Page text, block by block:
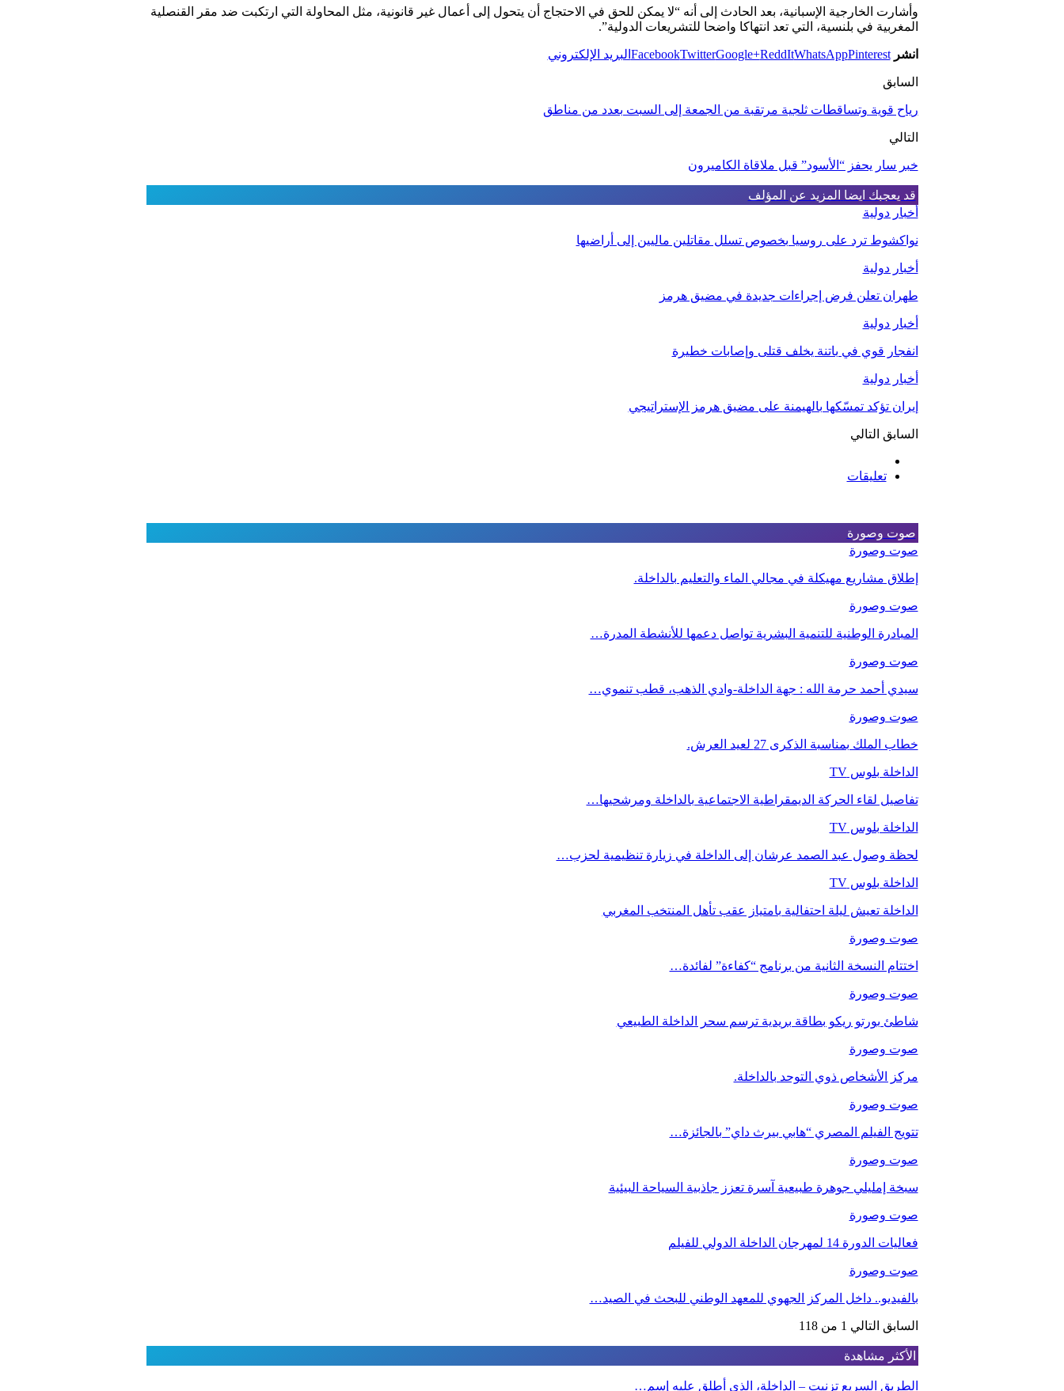
وأشارت الخارجية الإسبانية، بعد الحادث إلى أنه “لا يمكن للحق في الاحتجاج أن يتحول إلى أعمال غير قانونية، مثل المحاولة التي ارتكبت ضد مقر القنصلية
المغربية في بلنسية، التي تعد انتهاكا واضحا للتشريعات الدولية”.
انشر FacebookTwitterGoogle+ReddItWhatsAppPinterest البريد الإلكتروني
السابق
رياح قوية وتساقطات ثلجية مرتقبة من الجمعة إلى السبت بعدد من مناطق
التالي
خبر سار يحفز “الأسود” قبل ملاقاة الكاميرون
قد يعجبك ايضا المزيد عن المؤلف
أخبار دولية
نواكشوط ترد على روسيا بخصوص تسلل مقاتلين ماليين إلى أراضيها
أخبار دولية
طهران تعلن فرض إجراءات جديدة في مضيق هرمز
أخبار دولية
انفجار قوي في باتنة يخلف قتلى وإصابات خطيرة
أخبار دولية
إيران تؤكد تمسّكها بالهيمنة على مضيق هرمز الإستراتيجي
السابق التالي
تعليقات
صوت وصورة
صوت وصورة
إطلاق مشاريع مهيكلة في مجالي الماء والتعليم بالداخلة.
صوت وصورة
المبادرة الوطنية للتنمية البشرية تواصل دعمها للأنشطة المدرة…
صوت وصورة
سيدي أحمد حرمة الله : جهة الداخلة-وادي الذهب، قطب تنموي…
صوت وصورة
خطاب الملك بمناسبة الذكرى 27 لعيد العرش.
الداخلة بلوس TV
تفاصيل لقاء الحركة الديمقراطية الاجتماعية بالداخلة ومرشحيها…
الداخلة بلوس TV
لحظة وصول عبد الصمد عرشان إلى الداخلة في زيارة تنظيمية لحزب…
الداخلة بلوس TV
الداخلة تعيش ليلة احتفالية بامتياز عقب تأهل المنتخب المغربي
صوت وصورة
اختتام النسخة الثانية من برنامج “كفاءة” لفائدة…
صوت وصورة
شاطئ بورتو ريكو بطاقة بريدية ترسم سحر الداخلة الطبيعي
صوت وصورة
مركز الأشخاص ذوي التوحد بالداخلة.
صوت وصورة
تتويج الفيلم المصري “هابي بيرث داي” بالجائزة…
صوت وصورة
سبخة إمليلي جوهرة طبيعية آسرة تعزز جاذبية السياحة البيئية
صوت وصورة
فعاليات الدورة 14 لمهرجان الداخلة الدولي للفيلم
صوت وصورة
بالفيديو.. داخل المركز الجهوي للمعهد الوطني للبحث في الصيد…
السابق التالي 1 من 118
الأكثر مشاهدة
الطريق السريع تزنيت – الداخلة، الذي أطلق عليه إسم…